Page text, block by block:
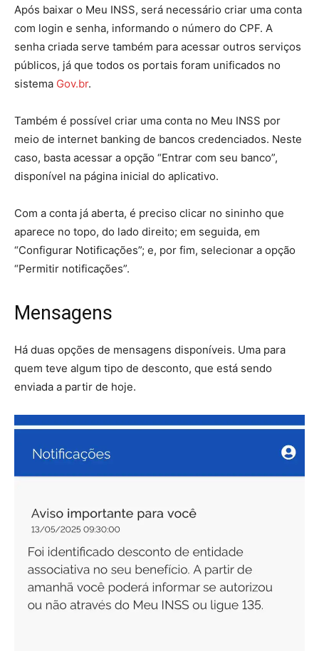
Após baixar o Meu INSS, será necessário criar uma conta
com login e senha, informando o número do CPF. A
senha criada serve também para acessar outros serviços
públicos, já que todos os portais foram unificados no
sistema Gov.br.
Também é possível criar uma conta no Meu INSS por
meio de internet banking de bancos credenciados. Neste
caso, basta acessar a opção “Entrar com seu banco”,
disponível na página inicial do aplicativo.
Com a conta já aberta, é preciso clicar no sininho que
aparece no topo, do lado direito; em seguida, em
“Configurar Notificações”; e, por fim, selecionar a opção
“Permitir notificações”.
Mensagens
Há duas opções de mensagens disponíveis. Uma para
quem teve algum tipo de desconto, que está sendo
enviada a partir de hoje.